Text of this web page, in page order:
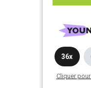
36x
Cliquer